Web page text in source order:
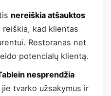
nereiškia atšauktos
kad klientas
Restoranas net
potencialų klientą.
nesprendžia
tvarko užsakymus ir